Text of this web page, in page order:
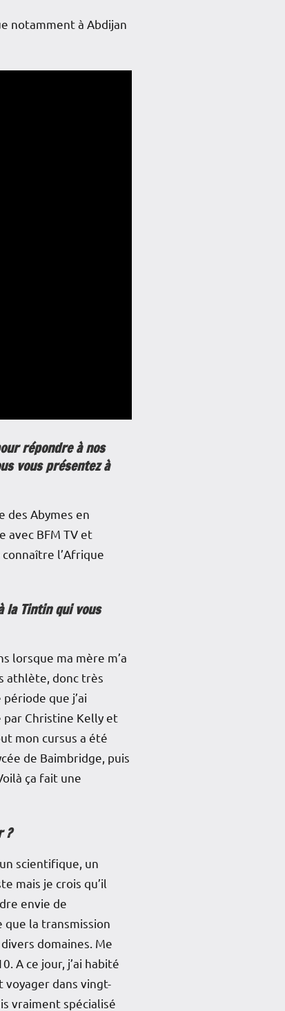
notamment à Abdijan
répondre à nos
vous présentez à
des Abymes en
avec BFM TV et
l’Afrique
la Tintin qui vous
lorsque ma mère m’a
athlète, donc très
que j’ai
par Christine Kelly et
mon cursus a été
de Baimbridge, puis
ça fait une
?
scientifique, un
mais je crois qu’il
envie de
la transmission
domaines. Me
A ce jour, j’ai habité
voyager dans vingt-
vraiment spécialisé